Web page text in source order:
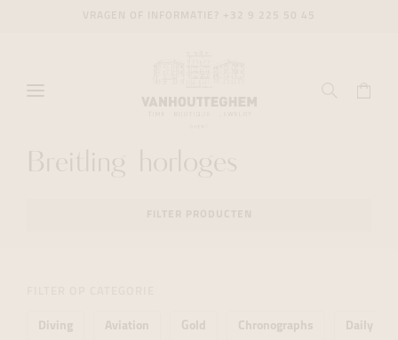
Breitling horloges
Diving Aviation Gold Chronographs Daily